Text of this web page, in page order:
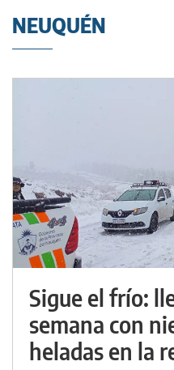
NEUQUÉN
Sigue el frío:
semana con
heladas en la